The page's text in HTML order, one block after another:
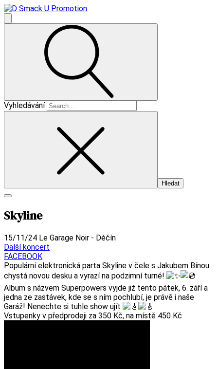
Vyhledávání
Skyline
15/11/24 Le Garage Noir - Děčín
Další koncert
FACEBOOK
Populární elektronická parta Skyline v čele s Jakubem Bínou
chystá novou desku a vyrazí na podzimní turné!
Album s názvem Superpowers vyjde již tento pátek, 6. září a
jedna ze zastávek, kde se s ním pochlubí, je právě i naše
Garáž! Nenechte si tuhle show ujít
Vstupenky v předprodeji za 350 Kč, na místě 450 Kč